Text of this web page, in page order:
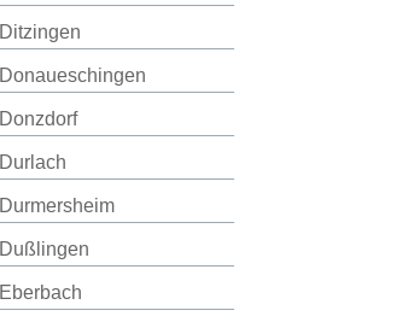
Ditzingen
Donaueschingen
Donzdorf
Durlach
Durmersheim
Dußlingen
Eberbach